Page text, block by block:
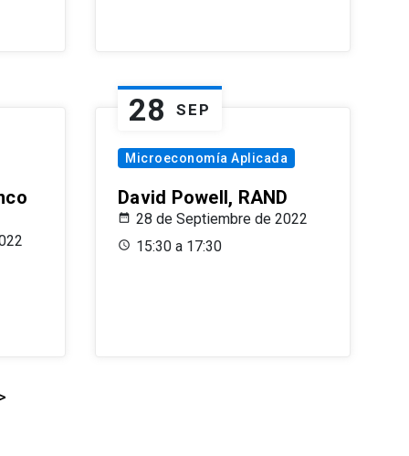
28 SEP
Microeconomía Aplicada
David Powell, RAND
28 de Septiembre de 2022
15:30 a 17:30